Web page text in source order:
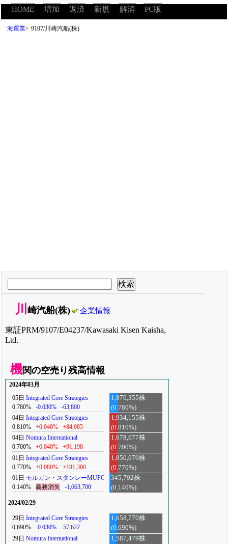
HOME 増加 返済 新規 解消 PC版
海運業> 9107/川崎汽船(株)
川崎汽船(株) 企業情報
東証PRM/9107/E04237/Kawasaki Kisen Kaisha,
Ltd.
機関の空売り残高情報
2024年03月
05日 Integrated Core Strategies
0.780%
-0.030% -63,800
1,870,355株
(0.780%)
04日 Integrated Core Strategies
0.810%
+0.040% +84,085
1,934,155株
(0.810%)
04日 Nomura International
0.700%
+0.040% +91,198
1,678,677株
(0.700%)
01日 Integrated Core Strategies
0.770%
+0.080% +191,300
1,850,070株
(0.770%)
01日 モルガン・スタンレーMUFG
0.140%
義務消失 -1,063,700
345,792株
(0.140%)
2024/02/29
29日 Integrated Core Strategies
0.690%
-0.030% -57,622
1,658,770株
(0.690%)
29日 Nomura International
1,587,479株